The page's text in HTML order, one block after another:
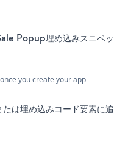
Popup埋め込みスニペッ
you create your app
は埋め込みコード要素に追